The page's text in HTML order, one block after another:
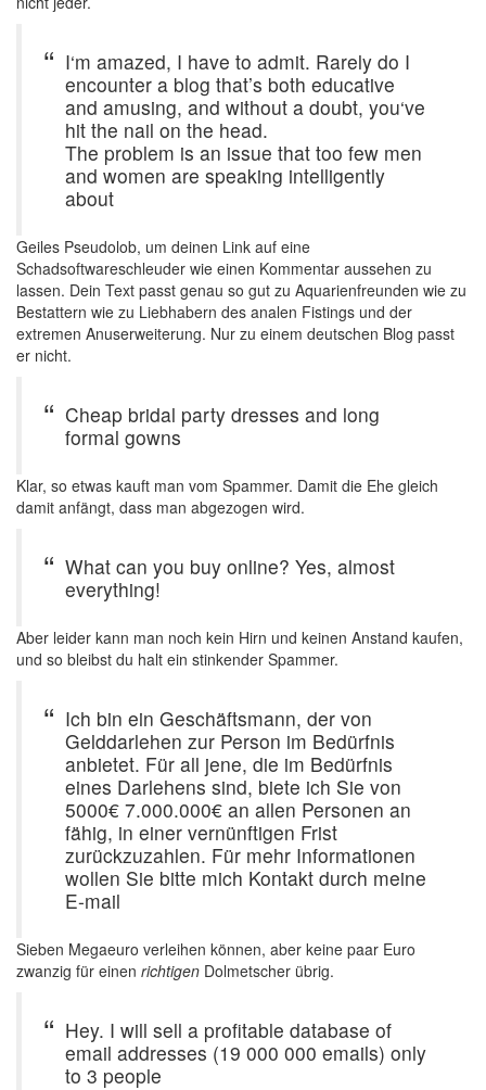
I‘m amazed, I have to admit. Rarely do I
encounter a blog that’s both educative
and amusing, and without a doubt, you‘ve
hit the nail on the head.
The problem is an issue that too few men
and women are speaking intelligently
about
Geiles Pseudolob, um deinen Link auf eine
Schadsoftwareschleuder wie einen Kommentar aussehen zu
lassen. Dein Text passt genau so gut zu Aquarienfreunden wie zu
Bestattern wie zu Liebhabern des analen Fistings und der
extremen Anuserweiterung. Nur zu einem deutschen Blog passt
er nicht.
Cheap bridal party dresses and long
formal gowns
Klar, so etwas kauft man vom Spammer. Damit die Ehe gleich
damit anfängt, dass man abgezogen wird.
What can you buy online? Yes, almost
everything!
Aber leider kann man noch kein Hirn und keinen Anstand kaufen,
und so bleibst du halt ein stinkender Spammer.
Ich bin ein Geschäftsmann, der von
Gelddarlehen zur Person im Bedürfnis
anbietet. Für all jene, die im Bedürfnis
eines Darlehens sind, biete ich Sie von
5000€ 7.000.000€ an allen Personen an
fähig, in einer vernünftigen Frist
zurückzuzahlen. Für mehr Informationen
wollen Sie bitte mich Kontakt durch meine
E-mail
Sieben Megaeuro verleihen können, aber keine paar Euro
zwanzig für einen richtigen Dolmetscher übrig.
Hey. I will sell a profitable database of
email addresses (19 000 000 emails) only
to 3 people